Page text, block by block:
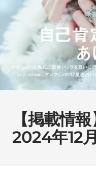
【掲載情
2024年12